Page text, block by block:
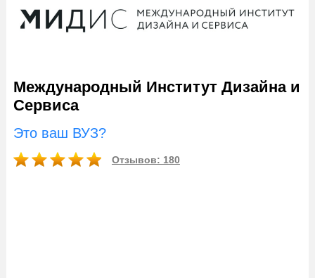
Международный Институт Дизайна и
Сервиса
Это ваш ВУЗ?
Отзывов: 180